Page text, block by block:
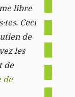
libre
Ceci
de
les
de
de